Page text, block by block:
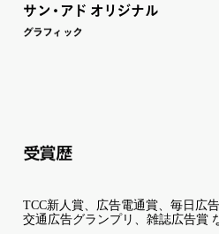
サン・ ア ド オリジナル
グラフィ ック
受賞歴
TCC新人賞、広告電通賞、毎日広
交通広告グランプリ、雑誌広告賞